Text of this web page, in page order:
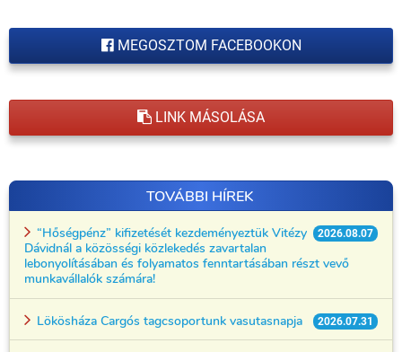
MEGOSZTOM FACEBOOKON
LINK MÁSOLÁSA
TOVÁBBI HÍREK
2026.08.07
“Hőségpénz” kifizetését kezdeményeztük Vitézy
Dávidnál a közösségi közlekedés zavartalan
lebonyolításában és folyamatos fenntartásában részt vevő
munkavállalók számára!
2026.07.31
Lökösháza Cargós tagcsoportunk vasutasnapja